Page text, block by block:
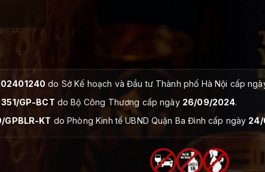
do Sở Kế hoạch và Đầu tư Thành phố Hà Nội cấp
351/GP-BCT do Bộ Công Thương cấp ngày 26/09/2024.
GPBLR-KT do Phòng Kinh tế UBND Quận Ba Đình cấp ngày